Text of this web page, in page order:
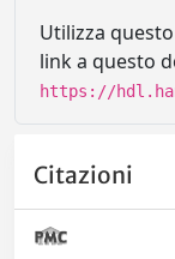
Utilizza
link a questo
https://
Citazioni